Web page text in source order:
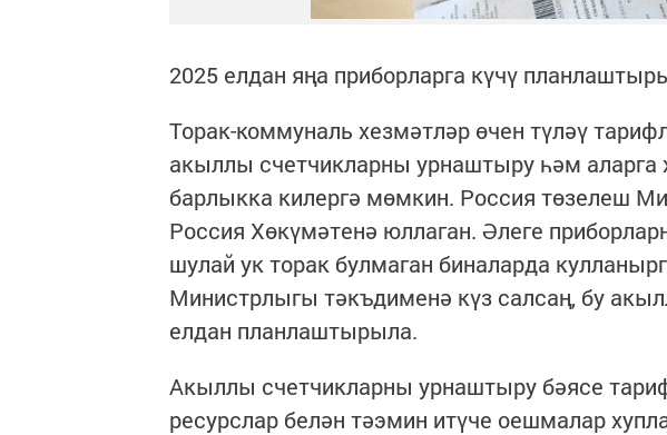
2025 елдан яңа приборларга күчү
Торак-коммуналь хезмәтләр өчен түләү
акыллы счетчикларны урнаштыру һәм аларга
барлыкка килергә мөмкин. Россия төзелеш
Россия Хөкүмәтенә юллаган. Әлеге
шулай ук торак булмаган биналарда
Министрлыгы тәкъдименә күз салсаң, бу
елдан планлаштырыла.
Акыллы счетчикларны урнаштыру бәясе
ресурслар белән тәэмин итүче оешмалар